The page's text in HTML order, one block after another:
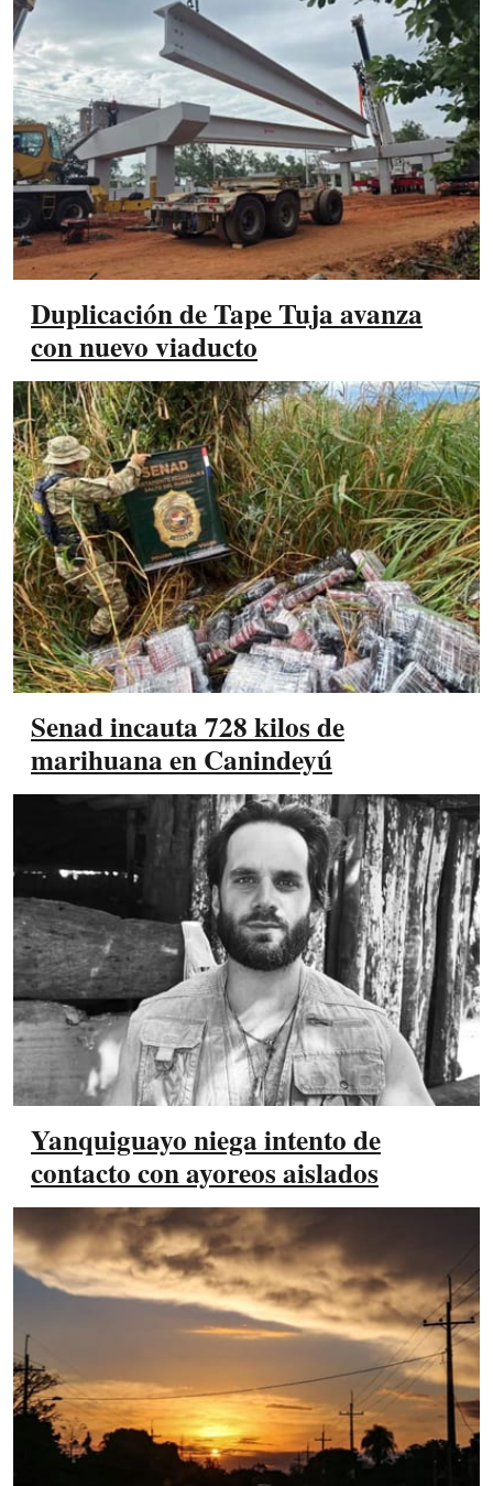
Duplicación de Tape Tuja avanza
con nuevo viaducto
Senad incauta 728 kilos de
marihuana en Canindeyú
Yanquiguayo niega intento de
contacto con ayoreos aislados